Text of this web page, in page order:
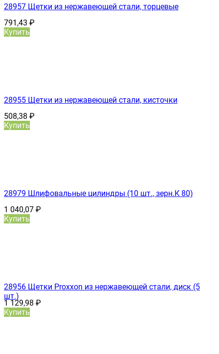
28957 Щетки из нержавеющей стали, торцевые
791,43 ₽
Купить
28955 Щетки из нержавеющей стали, кисточки
508,38 ₽
Купить
28979 Шлифовальные цилиндры (10 шт., зерн.К 80)
1 040,07 ₽
Купить
28956 Щетки Proxxon из нержавеющей стали, диск (5
шт.)
1 129,98 ₽
Купить